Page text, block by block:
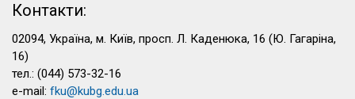
Контакти:
02094, Україна, м. Київ, просп. Л. Каденюка, 16 (Ю. Гагаріна,
16)
тел.: (044) 573-32-16
e-mail: fku@kubg.edu.ua